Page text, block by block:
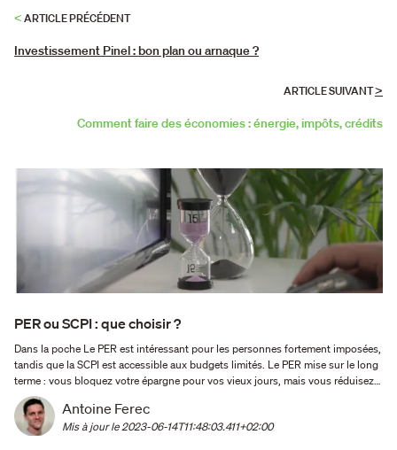
<ARTICLE PRÉCÉDENT
Investissement Pinel : bon plan ou arnaque ?
ARTICLE SUIVANT>
Comment faire des économies : énergie, impôts, crédits
PER ou SCPI : que choisir ?
Dans la poche Le PER est intéressant pour les personnes fortement imposées,
tandis que la SCPI est accessible aux budgets limités. Le PER mise sur le long
terme : vous bloquez votre épargne pour vos vieux jours, mais vous réduisez
vos impôts.. La SCPI est profitable à court et moyen terme : vous pouvez
dégager rapidement des revenus locatifs …
Antoine Ferec
Mis à jour le 2023-06-14T11:48:03.411+02:00